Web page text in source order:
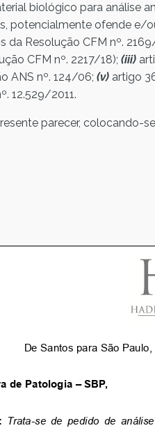
biológico para análise
potencialmente ofende e/
da Resolução CFM nº.
CFM nº. 2217/18); (iii)
ANS nº. 124/06; (v) artigo
12.529/2011.
parecer, colocando-